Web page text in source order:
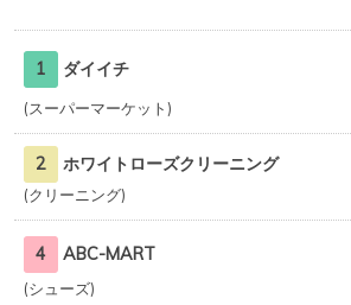
1 ダイイチ
スーパーマーケット
2 ホワイトローズクリーニング
クリーニング
4 ABC-MART
シューズ